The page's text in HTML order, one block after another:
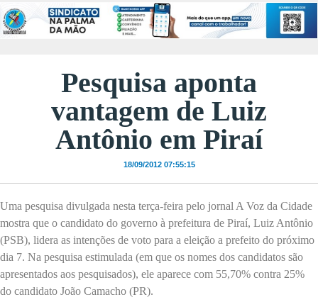
Pesquisa aponta
vantagem de Luiz
Antônio em Piraí
18/09/2012 07:55:15
Uma pesquisa divulgada nesta terça-feira pelo jornal A Voz da Cidade
mostra que o candidato do governo à prefeitura de Piraí, Luiz Antônio
(PSB), lidera as intenções de voto para a eleição a prefeito do próximo
dia 7. Na pesquisa estimulada (em que os nomes dos candidatos são
apresentados aos pesquisados), ele aparece com 55,70% contra 25%
do candidato João Camacho (PR).